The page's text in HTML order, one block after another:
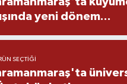
yeni dönem...
SEÇTIĞI